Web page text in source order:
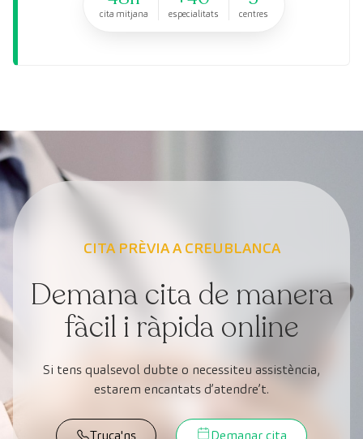
cita mitjana especialitats centres
CITA PRÈVIA A CREUBLANCA
Demana cita de manera
fàcil i ràpida online
Si tens qualsevol dubte o necessiteu assistència,
estarem encantats d’atendre’t.
Truca'ns Demanar cita